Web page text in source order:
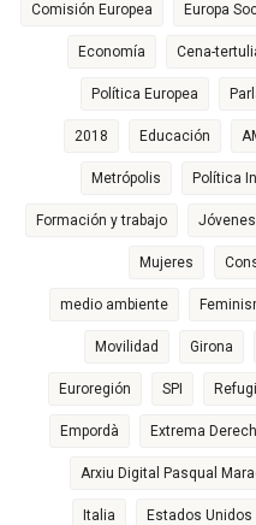
Comisión Europea Europa
Economía Cena-
Política Europea
2018 Educación
Metrópolis Política
Formación y trabajo Jóvenes
Mujeres
medio ambiente
Movilidad Girona
Euroregión SPI
Empordà Extrema
Arxiu Digital Pasqual
Italia Estados Unidos